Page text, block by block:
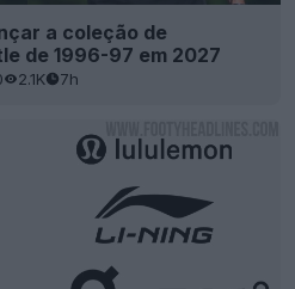
a coleção de
de 1996-97 em 2027
2.1K 7h